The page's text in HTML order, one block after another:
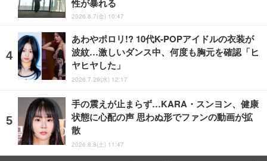
性が暴れる
2026.8.7(金) 10:47
あわやポロリ!? 10代K-POPアイドルの衣装が
波紋…激しいダンス中、何度も胸元を確認「ヒ
ヤヒヤした」
2026.7.29(水) 12:17
手の震えが止まらず…KARA・スンヨン、健康
状態に心配の声 思わぬ形でファンの動画が拡
散
2026.8.8(土) 11:47